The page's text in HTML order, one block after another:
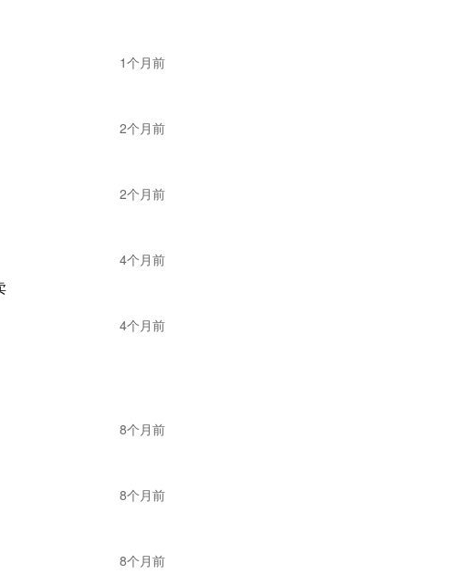
位3D打印爱好者敏锐
上的创业故事。
仍是其“成为3D打印布
技、高客单价的产品而
，货架电商冷冰冰的参
需要通过YouTube等长
1个月前
2个月前
2个月前
4个月前
4个月前
8个月前
8个月前
8个月前